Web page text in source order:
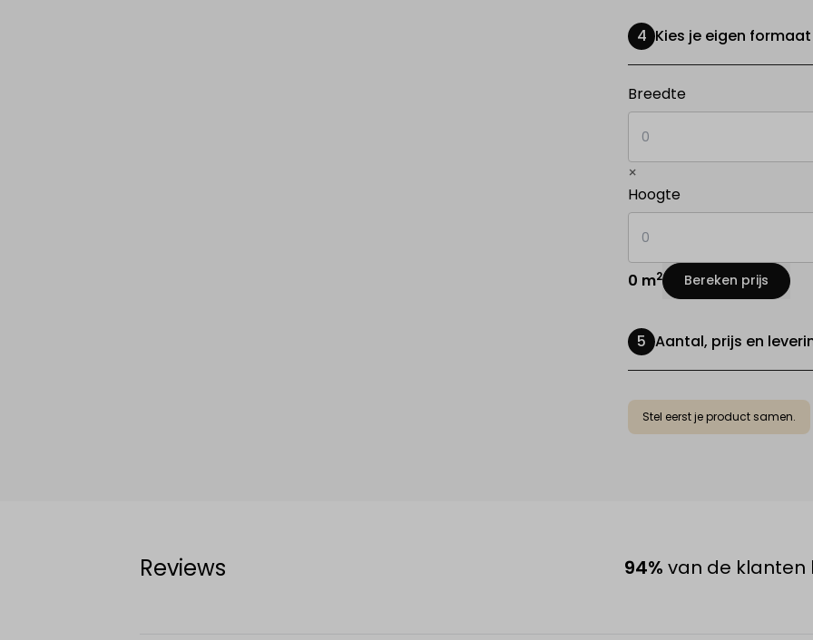
Kies je eigen formaat
Breedte
×
Hoogte
0 m2 Bereken prijs
Aantal, prijs en
Stel eerst je product samen.
Reviews 94% van de klanten